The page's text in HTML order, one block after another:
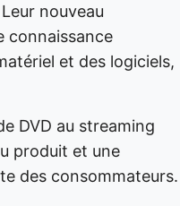
Leur nouveau
connaissance
et des logiciels,
DVD au streaming
produit et une
des consommateurs.